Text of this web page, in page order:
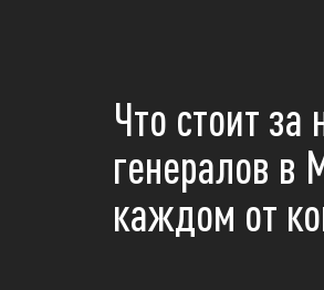
Что стоит
генералов в
каждом от